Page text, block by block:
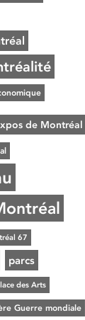
de Montréal
67
parcs
des Arts
Guerre mondiale